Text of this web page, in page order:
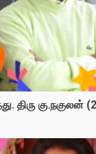
திரு கு.நகுலன்